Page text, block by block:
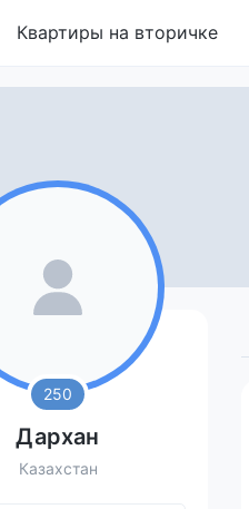
Квартиры на вторичке
250
Дархан
Казахстан